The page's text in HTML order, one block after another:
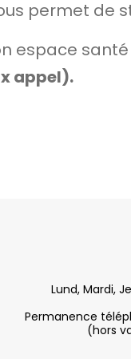
permet de
espace
appel).
Lund, Mardi,
Permanence
(hors